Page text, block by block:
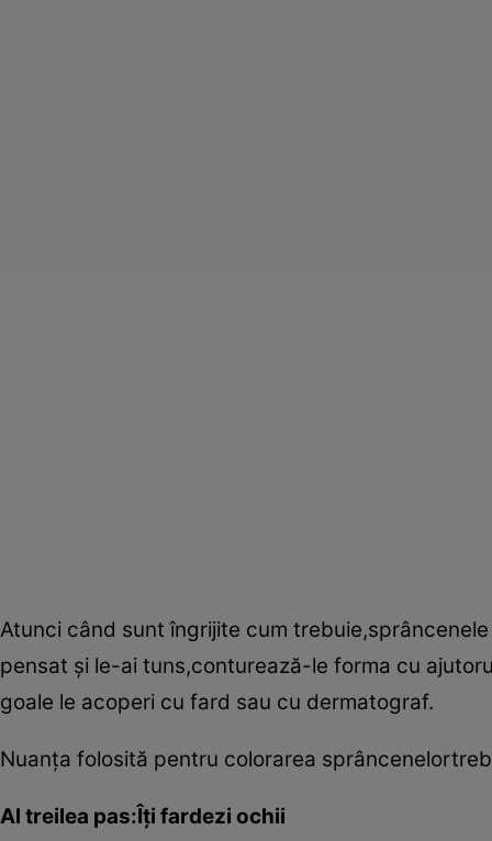
Atunci când sunt îngrijite cum
pensat şi le-ai tuns,conturează-le forma cu
goale le acoperi cu fard sau cu dermatograf.
Nuanţa folosită pentru colorarea
Al treilea pas:Îţi fardezi ochii